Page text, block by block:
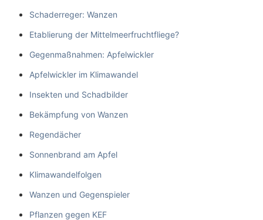
Schaderreger: Wanzen
Etablierung der Mittelmeerfruchtfliege?
Gegenmaßnahmen: Apfelwickler
Apfelwickler im Klimawandel
Insekten und Schadbilder
Bekämpfung von Wanzen
Regendächer
Sonnenbrand am Apfel
Klimawandelfolgen
Wanzen und Gegenspieler
Pflanzen gegen KEF